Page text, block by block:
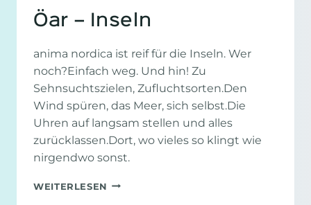
Öar – Inseln
anima nordica ist reif für die Inseln. Wer
noch?Einfach weg. Und hin! Zu
Sehnsuchtszielen, Zufluchtsorten.Den
Wind spüren, das Meer, sich selbst.Die
Uhren auf langsam stellen und alles
zurücklassen.Dort, wo vieles so klingt wie
nirgendwo sonst.
WEITERLESEN ÖAR